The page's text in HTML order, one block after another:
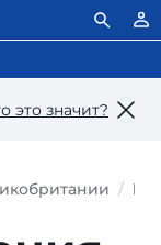
это значит?